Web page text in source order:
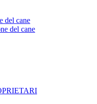
del cane
del cane